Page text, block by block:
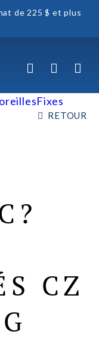
de 225 $ et plus
Fixes
RETOUR
CZ